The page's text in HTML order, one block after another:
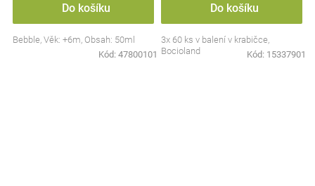
Do košíku
Bebble, Věk: +6m, Obsah: 50ml
Kód: 47800101
Do košíku
3x 60 ks v balení v krabičce,
Bocioland
Kód: 15337901